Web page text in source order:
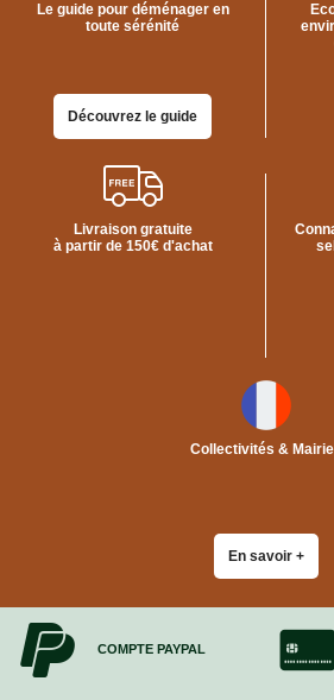
ET
CARTONS
SPÉCIAUX
Carrée
ET
CALAGES
Le guide pour déménager en
toute sérénité
Découvrez le guide
Livraison gratuite
à partir de 150€ d'achat
Collectivités &
En savoir +
COMPTE PAYPAL